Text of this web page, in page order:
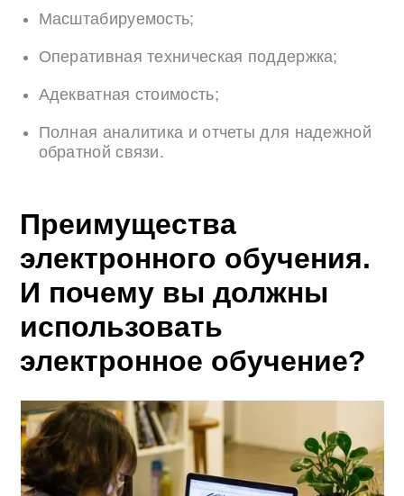
Масштабируемость;
Оперативная техническая поддержка;
Адекватная стоимость;
Полная аналитика и отчеты для надежной
обратной связи.
Преимущества
электронного обучения.
И почему вы должны
использовать
электронное обучение?